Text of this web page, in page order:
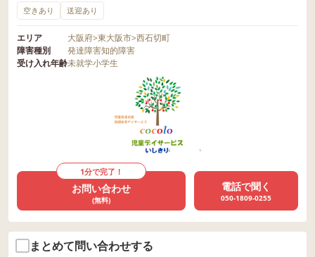
空きあり 送迎あり
エリア 大阪府>東大阪市>西石切町
障害種別
発達障害知的障害
受け入れ年齢未就学小学生
1分で完了！
お問い合わせ
(無料)
電話で聞く
050-1809-0255
まとめて問い合わせする